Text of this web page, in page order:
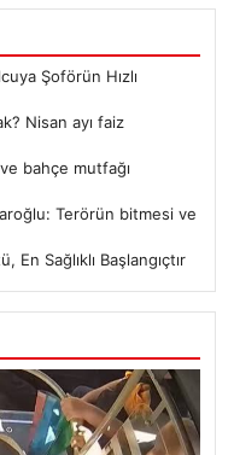
Şoförün Hızlı
Nisan ayı faiz
bahçe mutfağı
Terörün bitmesi ve
En Sağlıklı Başlangıçtır